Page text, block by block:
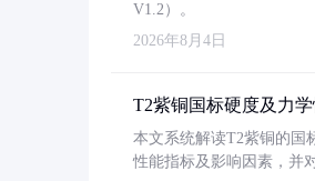
V1.2）。
2026年8月4日
T2紫铜国标硬度及力
本文系统解读T2紫铜的国
性能指标及影响因素，并